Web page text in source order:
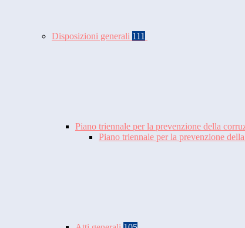
Disposizioni generali 111
Piano triennale per la prevenzione della
Piano triennale per la prevenzione